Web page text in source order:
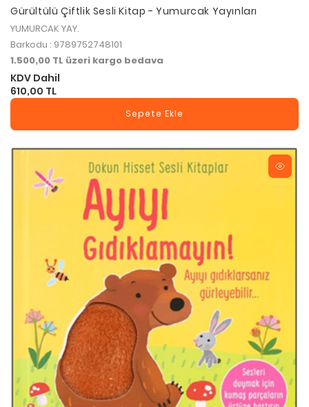
Gürültülü Çiftlik Sesli Kitap - Yumurcak Yayınları
YUMURCAK YAY.
Barkodu : 9789752748101
1.500,00 TL üzeri kargo bedava
KDV Dahil
610,00 TL
Sepete Ekle